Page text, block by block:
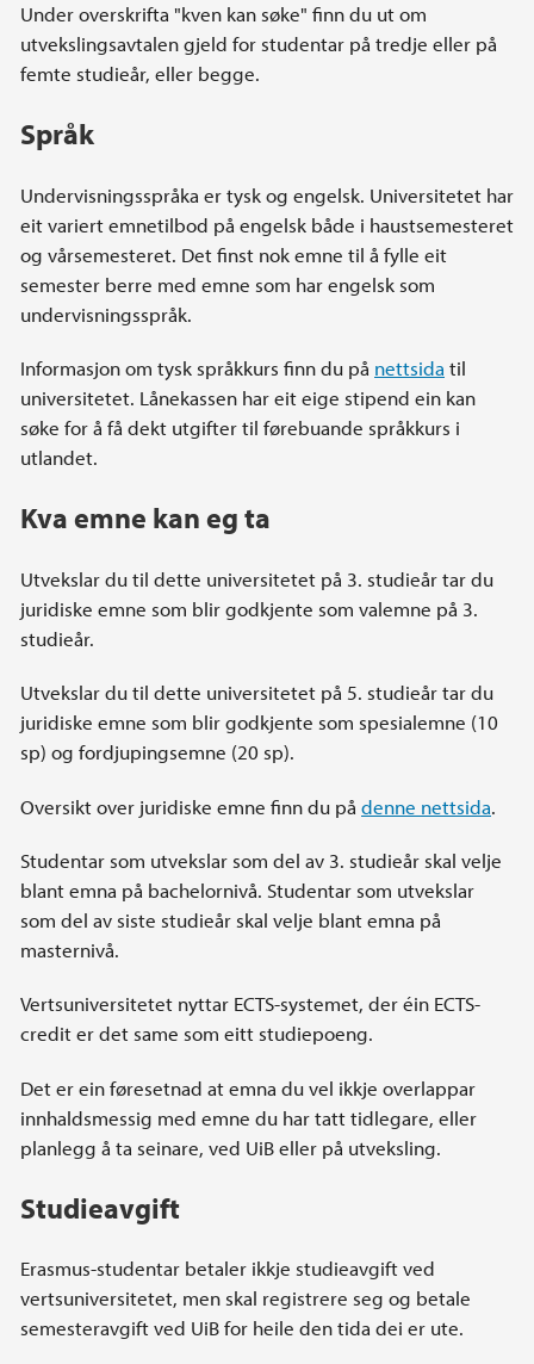
Under overskrifta "kven kan søke" finn du ut om
utvekslingsavtalen gjeld for studentar på tredje eller på
femte studieår, eller begge.
Språk
Undervisningsspråka er tysk og engelsk. Universitetet har
eit variert emnetilbod på engelsk både i haustsemesteret
og vårsemesteret. Det finst nok emne til å fylle eit
semester berre med emne som har engelsk som
undervisningsspråk.
Informasjon om tysk språkkurs finn du på nettsida til
universitetet. Lånekassen har eit eige stipend ein kan
søke for å få dekt utgifter til førebuande språkkurs i
utlandet.
Kva emne kan eg ta
Utvekslar du til dette universitetet på 3. studieår tar du
juridiske emne som blir godkjente som valemne på 3.
studieår.
Utvekslar du til dette universitetet på 5. studieår tar du
juridiske emne som blir godkjente som spesialemne (10
sp) og fordjupingsemne (20 sp).
Oversikt over juridiske emne finn du på denne nettsida.
Studentar som utvekslar som del av 3. studieår skal velje
blant emna på bachelornivå. Studentar som utvekslar
som del av siste studieår skal velje blant emna på
masternivå.
Vertsuniversitetet nyttar ECTS-systemet, der éin ECTS-
credit er det same som eitt studiepoeng.
Det er ein føresetnad at emna du vel ikkje overlappar
innhaldsmessig med emne du har tatt tidlegare, eller
planlegg å ta seinare, ved UiB eller på utveksling.
Studieavgift
Erasmus-studentar betaler ikkje studieavgift ved
vertsuniversitetet, men skal registrere seg og betale
semesteravgift ved UiB for heile den tida dei er ute.